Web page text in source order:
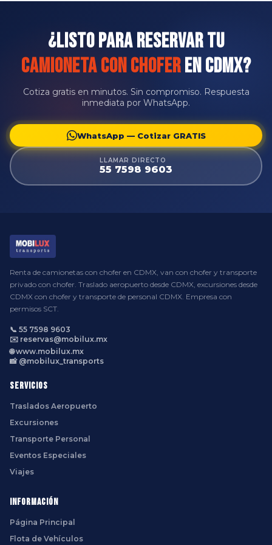
¿Listo para Reservar tu
Camioneta con Choferen CDMX?
Cotiza gratis en minutos. Sin compromiso. Respuesta
inmediata por WhatsApp.
WhatsApp — Cotizar GRATIS
LLAMAR DIRECTO
55 7598 9603
Renta de camionetas con chofer en CDMX, van con chofer y transporte
privado con chofer. Traslado aeropuerto desde CDMX, excursiones desde
CDMX con chofer y transporte de personal CDMX. Empresa con
permisos SCT.
📞 55 7598 9603
✉️ reservas@mobilux.mx
🌐 www.mobilux.mx
📸 @mobilux_transports
Servicios
Traslados Aeropuerto
Excursiones
Transporte Personal
Eventos Especiales
Viajes
Información
Página Principal
Flota de Vehículos